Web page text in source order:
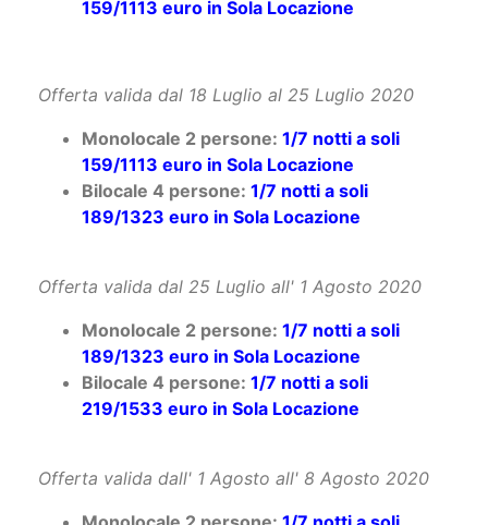
Monolocale 2 persone:1/7 notti a soli
159/1113 euro in Sola Locazione
Bilocale 4 persone:1/7 notti a soli
189/1323 euro in Sola Locazione
Monolocale 2 persone:1/7 notti a soli
189/1323 euro in Sola Locazione
Bilocale 4 persone:1/7 notti a soli
219/1533 euro in Sola Locazione
Monolocale 2 persone:1/7 notti a soli
209/1463 euro in Sola Locazione